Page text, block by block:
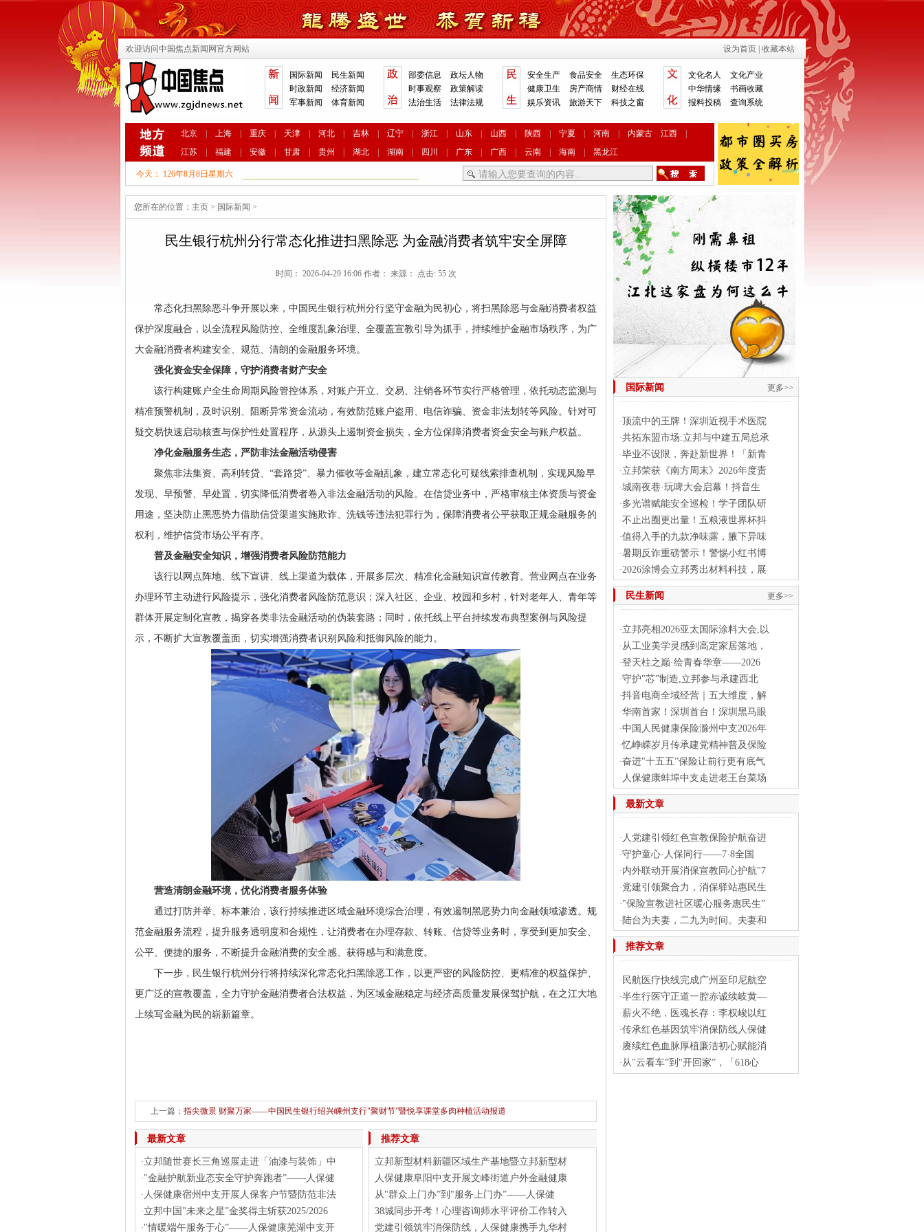
欢迎访问中国焦点新闻网官方网站 设为首页 收藏本站
国际新闻
民生新闻
时政新闻
经济新闻
军事新闻
体育新闻
部委信息
政坛人物
时事观察
政策解读
法治生活
法律法规
安全生产 食品安全
生态环保
健康卫生
房产商情
财经在线
娱乐资讯
旅游天下 科技之窗
文化名人
文化产业
中华情缘
书画收藏
报料投稿
查询系统
北京 上海 重庆 天津 河北 吉林 辽宁 浙江 山东 山西 陕西 宁夏 河南 内蒙古 江西
江苏
福建 安徽 甘肃 贵州 湖北 湖南 四川 广东 广西 云南 海南 黑龙江
今天： 126年8月8日星期六
您所在的位置： 主页 > 国际新闻 >
民生银行杭州分行常态化推进扫黑除恶 为金融消费者筑牢安全屏障
时间： 2026-04-29 16:06 作者： 来源： 点击: 55 次
常态化扫黑除恶斗争开展以来，中国民生银行杭州分行坚守金融为民初心，将扫黑除恶与金融消费者权益
保护深度融合，以全流程风险防控、全维度乱象治理、全覆盖宣教引导为抓手，持续维护金融市场秩序，为广
大金融消费者构建安全、规范、清朗的金融服务环境。
强化资金安全保障，守护消费者财产安全
该行构建账户全生命周期风险管控体系，对账户开立、交易、注销各环节实行严格管理，依托动态监测与
精准预警机制，及时识别、阻断异常资金流动，有效防范账户盗用、电信诈骗、资金非法划转等风险。针对可
疑交易快速启动核查与保护性处置程序，从源头上遏制资金损失，全方位保障消费者资金安全与账户权益。
净化金融服务生态， 严防非法金融活动侵害
聚焦非法集资、高利转贷、“套路贷”、暴力催收等金融乱象，建立常态化可疑线索排查机制，实现风险早
发现、早预警、早处置，切实降低消费者卷入非法金融活动的风险。在信贷业务中，严格审核主体资质与资金
用途，坚决防止黑恶势力借助信贷渠道实施欺诈、洗钱等违法犯罪行为，保障消费者公平获取正规金融服务的
权利，维护信贷市场公平有序。
普及金融安全知识， 增强消费者风险防范能力
该行以网点阵地、线下宣讲、线上渠道为载体，开展多层次、精准化金融知识宣传教育。营业网点在业务
办理环节主动进行风险提示，强化消费者风险防范意识；深入社区、企业、校园和乡村，针对老年人、青年等
群体开展定制化宣教，揭穿各类非法金融活动的伪装套路；同时，依托线上平台持续发布典型案例与风险提
示，不断扩大宣教覆盖面，切实增强消费者识别风险和抵御风险的能力。
营造清朗金融环境，优化消费者服务体验
通过打防并举、标本兼治，该行持续推进区域金融环境综合治理，有效遏制黑恶势力向金融领域渗透。规
范金融服务流程，提升服务透明度和合规性，让消费者在办理存款、转账、信贷等业务时，享受到更加安全、
公平、便捷的服务，不断提升金融消费的安全感、获得感与和满意度。
下一步，民生银行杭州分行将持续深化常态化扫黑除恶工作，以更严密的风险防控、更精准的权益保护、
更广泛的宣教覆盖，全力守护金融消费者合法权益，为区域金融稳定与经济高质量发展保驾护航，在之江大地
上续写金融为民的崭新篇章。
上一篇： 指尖微景 财聚万家——中国民生银行绍兴嵊州支行"聚财节”暨悦享课堂多肉种植活动报道
下一篇：这家银行上线"法治大脑” 3853条法规词条一键可达
最新文章
·立邦随世赛长三角巡展走进「油漆与装饰」中
·"金融护航新业态安全守护奔跑者”——人保健
· 人保健康宿州中支开展人保客户节暨防范非法
·立邦中国"未来之星”金奖得主斩获2025/2026
·"情暖端午服务于心”——人保健康芜湖中支开
推荐文章
立邦新型材料新疆区域生产基地暨立邦新型材
人保健康阜阳中支开展文峰街道户外金融健康
从"群众上门办”到"服务上门办”——人保健
38城同步开考！心理咨询师水平评价工作转入
党建引领筑牢消保防线，人保健康携手九华村
国际新闻 更多>>
·顶流中的王牌！深圳近视手术医院
·共拓东盟市场:立邦与中建五局总承
·毕业不设限，奔赴新世界！「新青
·立邦荣获《南方周末》2026年度责
·城南夜巷·玩啤大会启幕！抖音生
·多光谱赋能安全巡检！学子团队研
·不止出圈更出量！五粮液世界杯抖
·值得入手的九款净味露，腋下异味
·暑期反诈重磅警示！警惕小红书博
·2026涂博会立邦秀出材料科技，展
民生新闻 更多>>
·立邦亮相2026亚太国际涂料大会,以
·从工业美学灵感到高定家居落地，
·登天柱之巅·绘青春华章——2026
·守护"芯”制造,立邦参与承建西北
·抖音电商全域经营｜五大维度，解
·华南首家！深圳首台！深圳黑马眼
·中国人民健康保险滁州中支2026年
·忆峥嵘岁月传承建党精神普及保险
·奋进"十五五”保险让前行更有底气
· 人保健康蚌埠中支走进老王台菜场
最新文章
· 人党建引领红色宣教保险护航奋进
·守护童心·人保同行——7·8全国
·内外联动开展消保宣教同心护航"7
·党建引领聚合力，消保驿站惠民生
·"保险宣教进社区暖心服务惠民生”
· 陆台为夫妻，二九为时间。夫妻和
推荐文章
· 民航医疗快线完成广州至印尼航空
·半生行医守正道一腔赤诚续岐黄—
·薪火不绝，医魂长存：李权峻以红
·传承红色基因筑牢消保防线人保健
·赓续红色血脉厚植廉洁初心赋能消
·从"云看车”到"开回家”，「618心